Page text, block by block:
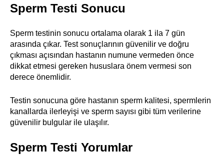
Sperm Testi Sonucu
Sperm testinin sonucu ortalama olarak 1 ila 7 gün
arasında çıkar. Test sonuçlarının güvenilir ve doğru
çıkması açısından hastanın numune vermeden önce
dikkat etmesi gereken hususlara önem vermesi son
derece önemlidir.
Testin sonucuna göre hastanın sperm kalitesi, spermlerin
kanallarda ilerleyişi ve sperm sayısı gibi tüm verilerine
güvenilir bulgular ile ulaşılır.
Sperm Testi Yorumlar